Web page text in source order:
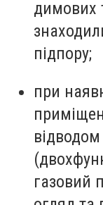
димових
підпору;
при
газовий